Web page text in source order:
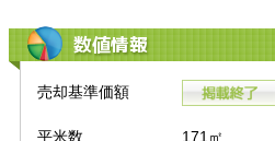
数値情報
売却基準価額
平米数 171㎡